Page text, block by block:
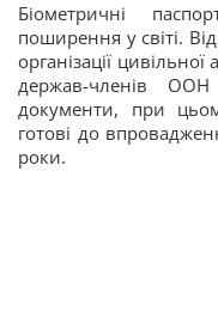
Біометричні
поширення у світі.
організації цивільної
держав-членів
документи, при
готові до
роки.